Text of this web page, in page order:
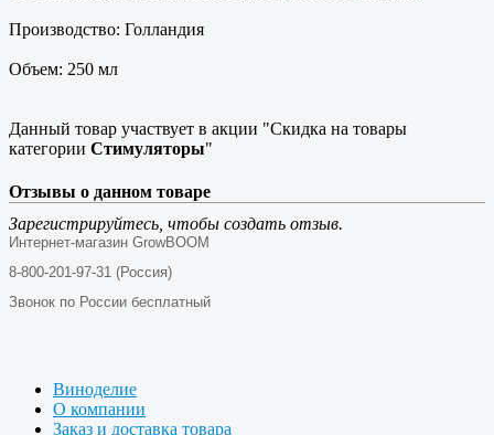
Производство: Голландия
Объем: 250 мл
Данный товар участвует в акции "Скидка на товары
категории Стимуляторы"
Отзывы о данном товаре
Зарегистрируйтесь, чтобы создать отзыв.
Интернет-магазин GrowBOOM
8-800-201-97-31 (Россия)
Звонок по России бесплатный
Виноделие
О компании
Заказ и доставка товара